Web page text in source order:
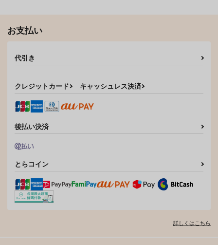
お支払い
代引き
クレジットカード キャッシュレス決済
後払い決済
とらコイン
詳しくはこちら